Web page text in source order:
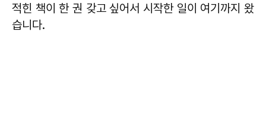
적힌 책이 한 권 갖고 싶어서 시작한 일이 여기까지 왔
습니다.